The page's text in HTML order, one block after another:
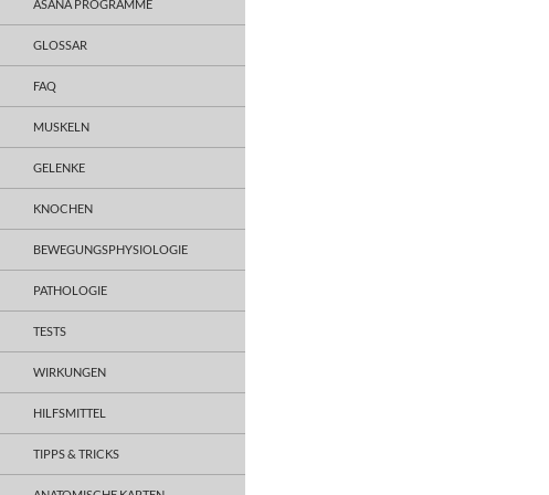
ASANA PROGRAMME
GLOSSAR
FAQ
MUSKELN
GELENKE
KNOCHEN
BEWEGUNGSPHYSIOLOGIE
PATHOLOGIE
TESTS
WIRKUNGEN
HILFSMITTEL
TIPPS & TRICKS